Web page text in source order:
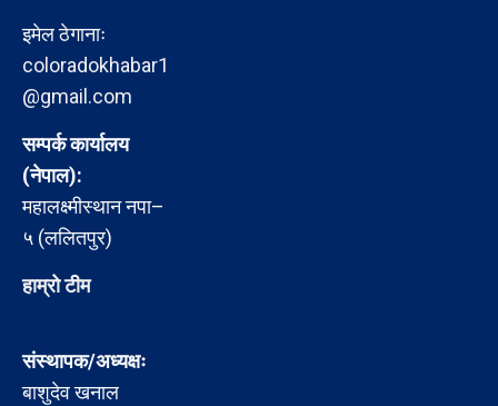
इमेल ठेगानाः
coloradokhabar1
@gmail.com
सम्पर्क कार्यालय
(नेपाल):
महालक्ष्मीस्थान नपा–
५ (ललितपुर)
हाम्रो टीम
संस्थापक/अध्यक्षः
बाशुदेव खनाल